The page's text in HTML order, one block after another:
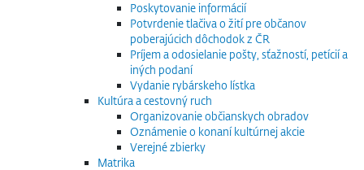
Poskytovanie informácií
Potvrdenie tlačiva o žití pre občanov
poberajúcich dôchodok z ČR
Príjem a odosielanie pošty, sťažností, petícií a
iných podaní
Vydanie rybárskeho lístka
Kultúra a cestovný ruch
Organizovanie občianskych obradov
Oznámenie o konaní kultúrnej akcie
Verejné zbierky
Matrika